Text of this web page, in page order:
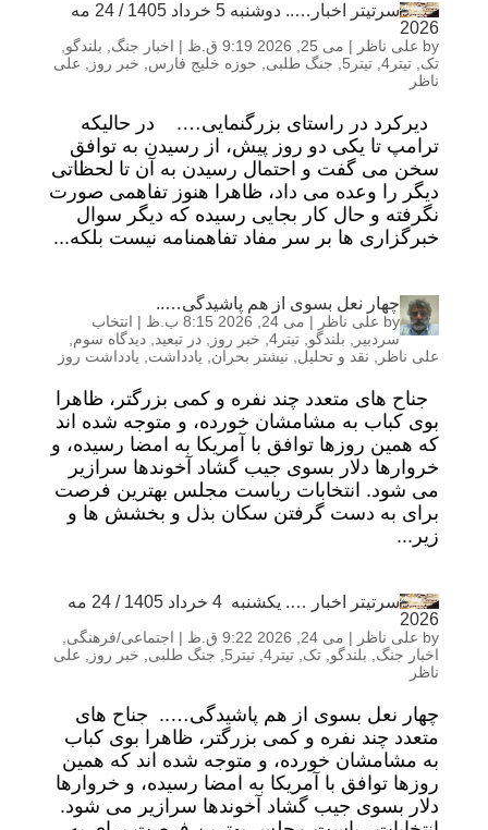
سرتیتر اخبار….. دوشنبه 5 خرداد 1405 / 24 مه
2026
by علی ناظر | می 25, 2026 9:19 ق.ظ | اخبار جنگ بلندگو
تک تیتر4 , تیتر5 جنگ طلبی حوزه خلیج فارس خبر روز
علی
ناظر
دیرکرد در راستای بزرگنمایی…. در حالیکه
ترامپ تا یکی دو روز پیش، از رسیدن به توافق
سخن می گفت و احتمال رسیدن به آن تا لحظاتی
دیگر را وعده می داد، ظاهرا هنوز تفاهمی صورت
نگرفته و حال کار بجایی رسیده که دیگر سوال
خبرگزاری ها بر سر مفاد تفاهمنامه نیست بلکه...
چهار نعل بسوی از هم پاشیدگی…..
by علی ناظر | می 24, 2026 8:15 ب.ظ | انتخاب
سردبیر
بلندگو تیتر4 , خبر روز در تبعید دیدگاه سوم
علی ناظر
نقد و تحلیل نیشتر بحران یادداشت یادداشت روز
جناح های متعدد چند نفره و کمی بزرگتر، ظاهرا
بوی کباب به مشامشان خورده، و متوجه شده اند
که همین روزها توافق با آمریکا به امضا رسیده، و
خروارها دلار بسوی جیب گشاد آخوندها سرازیر
می شود. انتخابات ریاست مجلس بهترین فرصت
برای به دست گرفتن سکان بذل و بخشش ها و
زیر...
سرتیتر اخبار …. یکشنبه 4 خرداد 1405 / 24 مه
2026
by علی ناظر | می 24, 2026 9:22 ق.ظ | اجتماعی/فرهنگی
اخبار جنگ
بلندگو تک تیتر4 , تیتر5 جنگ طلبی خبر روز
علی
ناظر
چهار نعل بسوی از هم پاشیدگی….. جناح های
متعدد چند نفره و کمی بزرگتر، ظاهرا بوی کباب
به مشامشان خورده، و متوجه شده اند که همین
روزها توافق با آمریکا به امضا رسیده، و خروارها
دلار بسوی جیب گشاد آخوندها سرازیر می شود.